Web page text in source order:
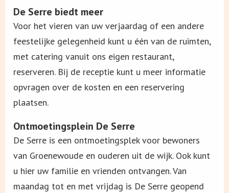
De Serre biedt meer
Voor het vieren van uw verjaardag of een andere
feestelijke gelegenheid kunt u één van de ruimten,
met catering vanuit ons eigen restaurant,
reserveren. Bij de receptie kunt u meer informatie
opvragen over de kosten en een reservering
plaatsen.
Ontmoetingsplein De Serre
De Serre is een ontmoetingsplek voor bewoners
van Groenewoude en ouderen uit de wijk. Ook kunt
u hier uw familie en vrienden ontvangen. Van
maandag tot en met vrijdag is De Serre geopend